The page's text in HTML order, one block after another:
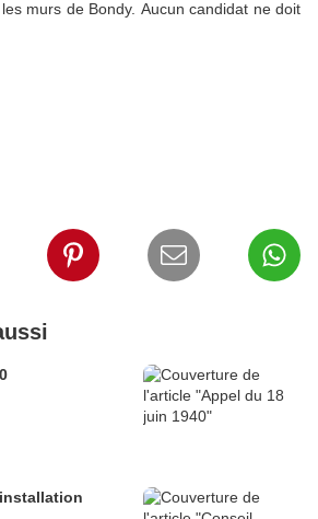
murs de Bondy. Aucun candidat ne doit